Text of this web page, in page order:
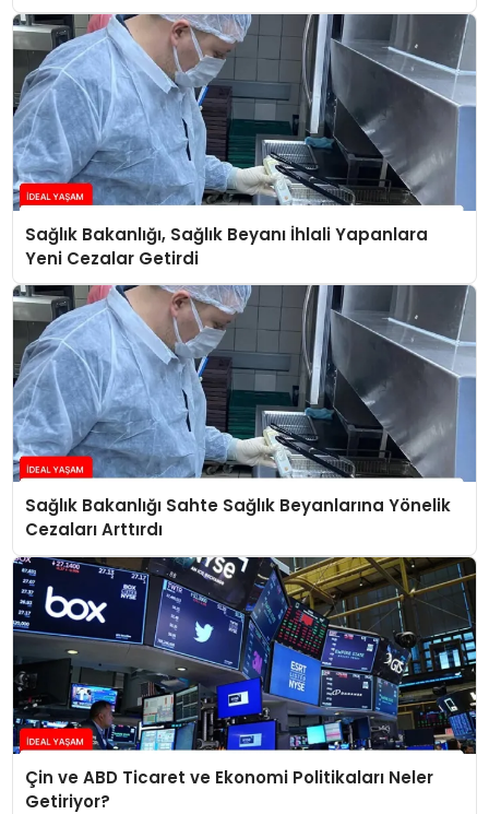
Sağlık Bakanlığı, Sağlık Beyanı İhlali Yapanlara
Yeni Cezalar Getirdi
Sağlık Bakanlığı Sahte Sağlık Beyanlarına Yönelik
Cezaları Arttırdı
Çin ve ABD Ticaret ve Ekonomi Politikaları Neler
Getiriyor?